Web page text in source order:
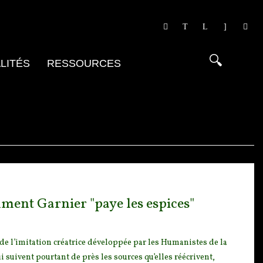
RESSOURCES
Garnier "paye les espices"
l’imitation créatrice développée par les Humanistes de la
pourtant de près les sources qu’elles réécrivent,